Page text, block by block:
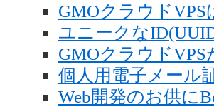
GMOクラウド
ユニークな
GMOクラウド
個人用電子メール
Web開発のお供に